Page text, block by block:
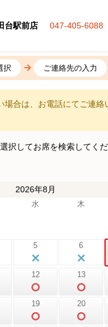
台駅前店 047-405-6088
択 ご連絡先の入力
場合は、お電話にてご連
択してお席を検索してくだ
2026年8月
水 木
5 6
12 13
19 20